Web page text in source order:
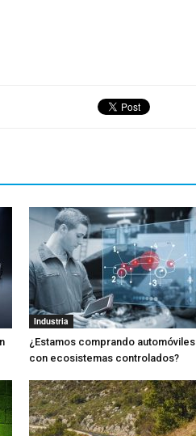
Industria
¿Estamos comprando automóviles
con ecosistemas controlados?